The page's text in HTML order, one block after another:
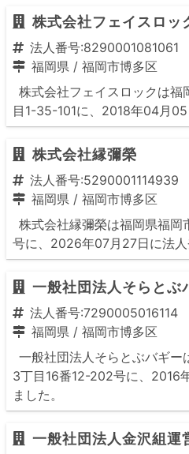
株式会社フェイスロッ
法人番号:8290001081061
福岡県 / 福岡市博多区
株式会社フェイスロックは
目1-35-101に、2018年04月05
株式会社縁彌榮
法人番号:5290001114939
福岡県 / 福岡市博多区
株式会社縁彌榮は福岡県福
号に、2026年07月27日に法人
一般社団法人そらとぶ
法人番号:7290005016114
福岡県 / 福岡市博多区
一般社団法人そらとぶバギー
3丁目16番12-202号に、2016
ました。
一般社団法人金沢組運